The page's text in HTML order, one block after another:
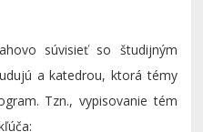
súvisieť so študijným
a katedrou, ktorá témy
Tzn., vypisovanie tém